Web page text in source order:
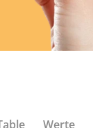
Werte